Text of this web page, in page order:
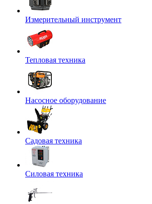
Измерительный инструмент
Тепловая техника
Насосное оборудование
Садовая техника
Силовая техника